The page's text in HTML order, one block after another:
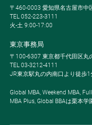
〒460-0003 愛知県名古屋市中
TEL 052-223-3111
火-土 9:00-17:00
東京事務局
〒100-6307 東京都千代田区丸
TEL 03-3212-4111
JR東京駅丸の内南口より徒歩1
Global MBA, Weekend MBA,
MBA Plus, Global BBAは栗本学